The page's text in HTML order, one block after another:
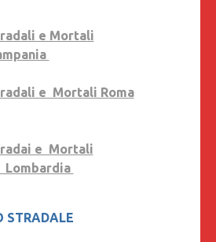
e Mortali
e Mortali Roma
e Mortali
STRADALE